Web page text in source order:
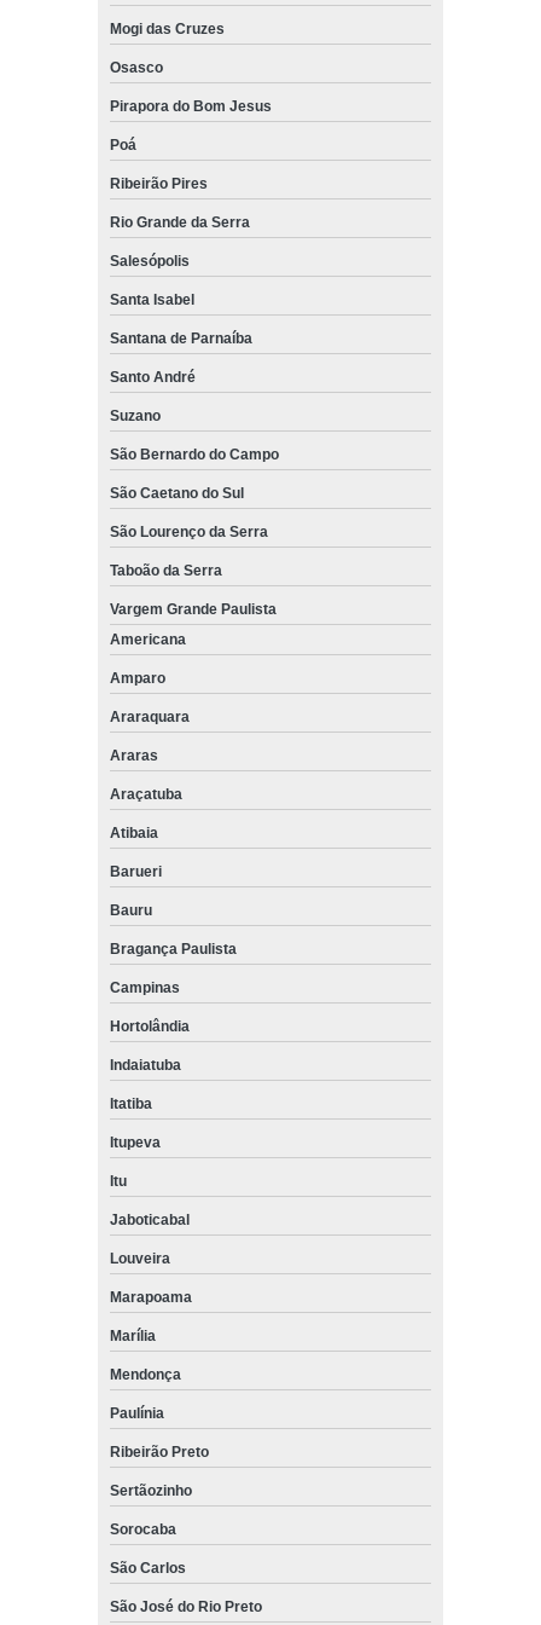
Mogi das Cruzes
Osasco
Pirapora do Bom Jesus
Poá
Ribeirão Pires
Rio Grande da Serra
Salesópolis
Santa Isabel
Santana de Parnaíba
Santo André
Suzano
São Bernardo do Campo
São Caetano do Sul
São Lourenço da Serra
Taboão da Serra
Vargem Grande Paulista
Americana
Amparo
Araraquara
Araras
Araçatuba
Atibaia
Barueri
Bauru
Bragança Paulista
Campinas
Hortolândia
Indaiatuba
Itatiba
Itupeva
Itu
Jaboticabal
Louveira
Marapoama
Marília
Mendonça
Paulínia
Ribeirão Preto
Sertãozinho
Sorocaba
São Carlos
São José do Rio Preto